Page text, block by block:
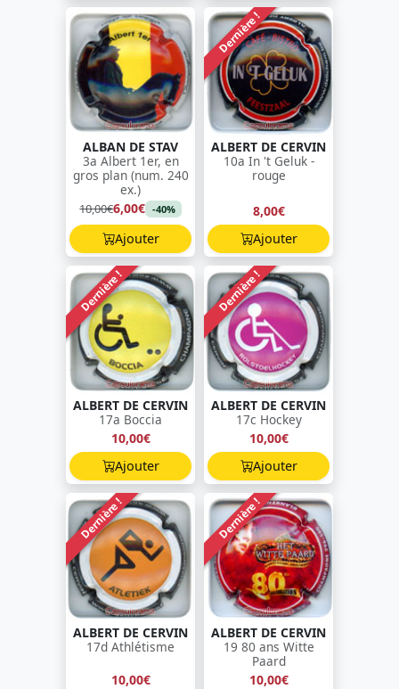
ALBAN DE STAV
3a Albert 1er, en
gros plan (num. 240
ex.)
10,00€6,00€ -40%
Ajouter
Dernière !
ALBERT DE CERVIN
10a In 't Geluk -
rouge
8,00€
Ajouter
Dernière !
ALBERT DE CERVIN
17a Boccia
10,00€
Ajouter
Dernière !
ALBERT DE CERVIN
17c Hockey
10,00€
Ajouter
Dernière !
ALBERT DE CERVIN
17d Athlétisme
10,00€
Dernière !
ALBERT DE CERVIN
19 80 ans Witte
Paard
10,00€